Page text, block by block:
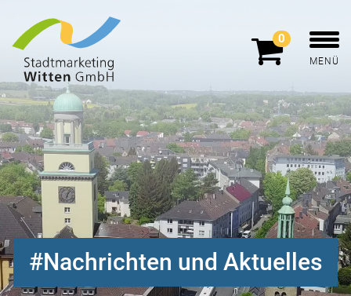
0
MENÜ
Nachrichten und Aktuelles